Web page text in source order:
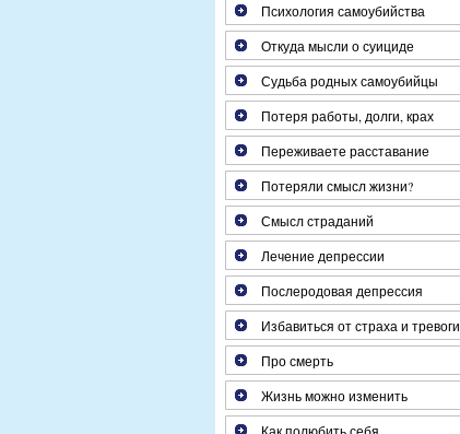
Психология самоубийства
Откуда мысли о суициде
Судьба родных самоубийцы
Потеря работы, долги, крах
Переживаете расставание
Потеряли смысл жизни?
Смысл страданий
Лечение депрессии
Послеродовая депрессия
Избавиться от страха и тревоги
Про смерть
Жизнь можно изменить